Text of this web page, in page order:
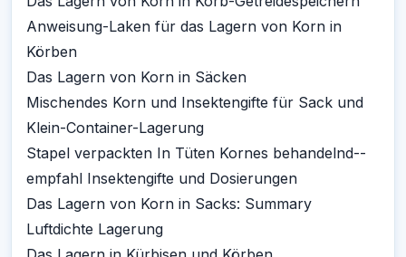
Anweisung-Laken für das Lagern von Korn in
Körben
Das Lagern von Korn in Säcken
Mischendes Korn und Insektengifte für Sack und
Klein-Container-Lagerung
Stapel verpackten In Tüten Kornes behandelnd--
empfahl Insektengifte und Dosierungen
Das Lagern von Korn in Sacks: Summary
Luftdichte Lagerung